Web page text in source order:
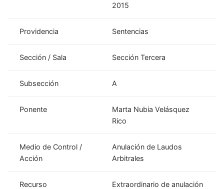
2015
Providencia Sentencias
Sección / Sala Sección Tercera
Subsección A
Ponente
Marta Nubia Velásquez
Rico
Medio de Control /
Acción
Anulación de Laudos
Arbitrales
Recurso
Extraordinario de anulación